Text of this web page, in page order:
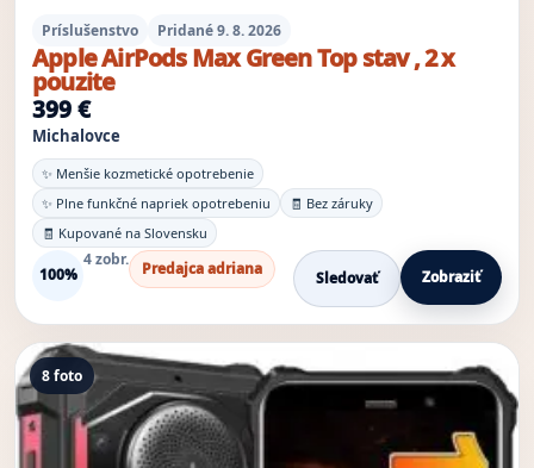
Príslušenstvo Pridané 9. 8. 2026
Apple AirPods Max Green Top stav , 2 x
pouzite
399 €
Michalovce
✨ Menšie kozmetické opotrebenie
✨ Plne funkčné napriek opotrebeniu
🧾 Bez záruky
🧾 Kupované na Slovensku
100%
4 zobr. Predajca adriana Sledovať Zobraziť
8 foto